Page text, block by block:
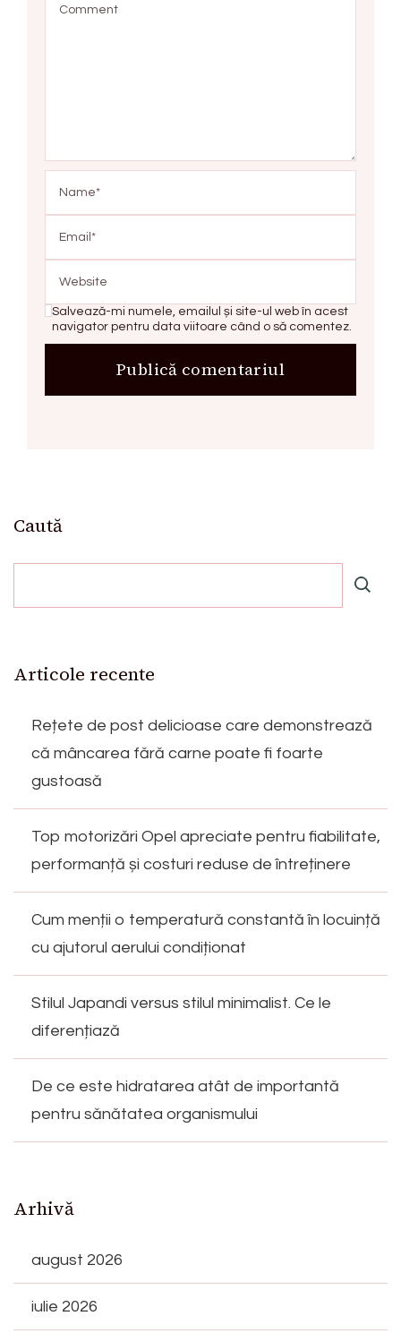
Salvează-mi numele, emailul și site-ul web în acest
navigator pentru data viitoare când o să comentez.
Caută
Articole recente
Rețete de post delicioase care demonstrează
că mâncarea fără carne poate fi foarte
gustoasă
Top motorizări Opel apreciate pentru fiabilitate,
performanță și costuri reduse de întreținere
Cum menții o temperatură constantă în locuință
cu ajutorul aerului condiționat
Stilul Japandi versus stilul minimalist. Ce le
diferențiază
De ce este hidratarea atât de importantă
pentru sănătatea organismului
Arhivă
august 2026
iulie 2026